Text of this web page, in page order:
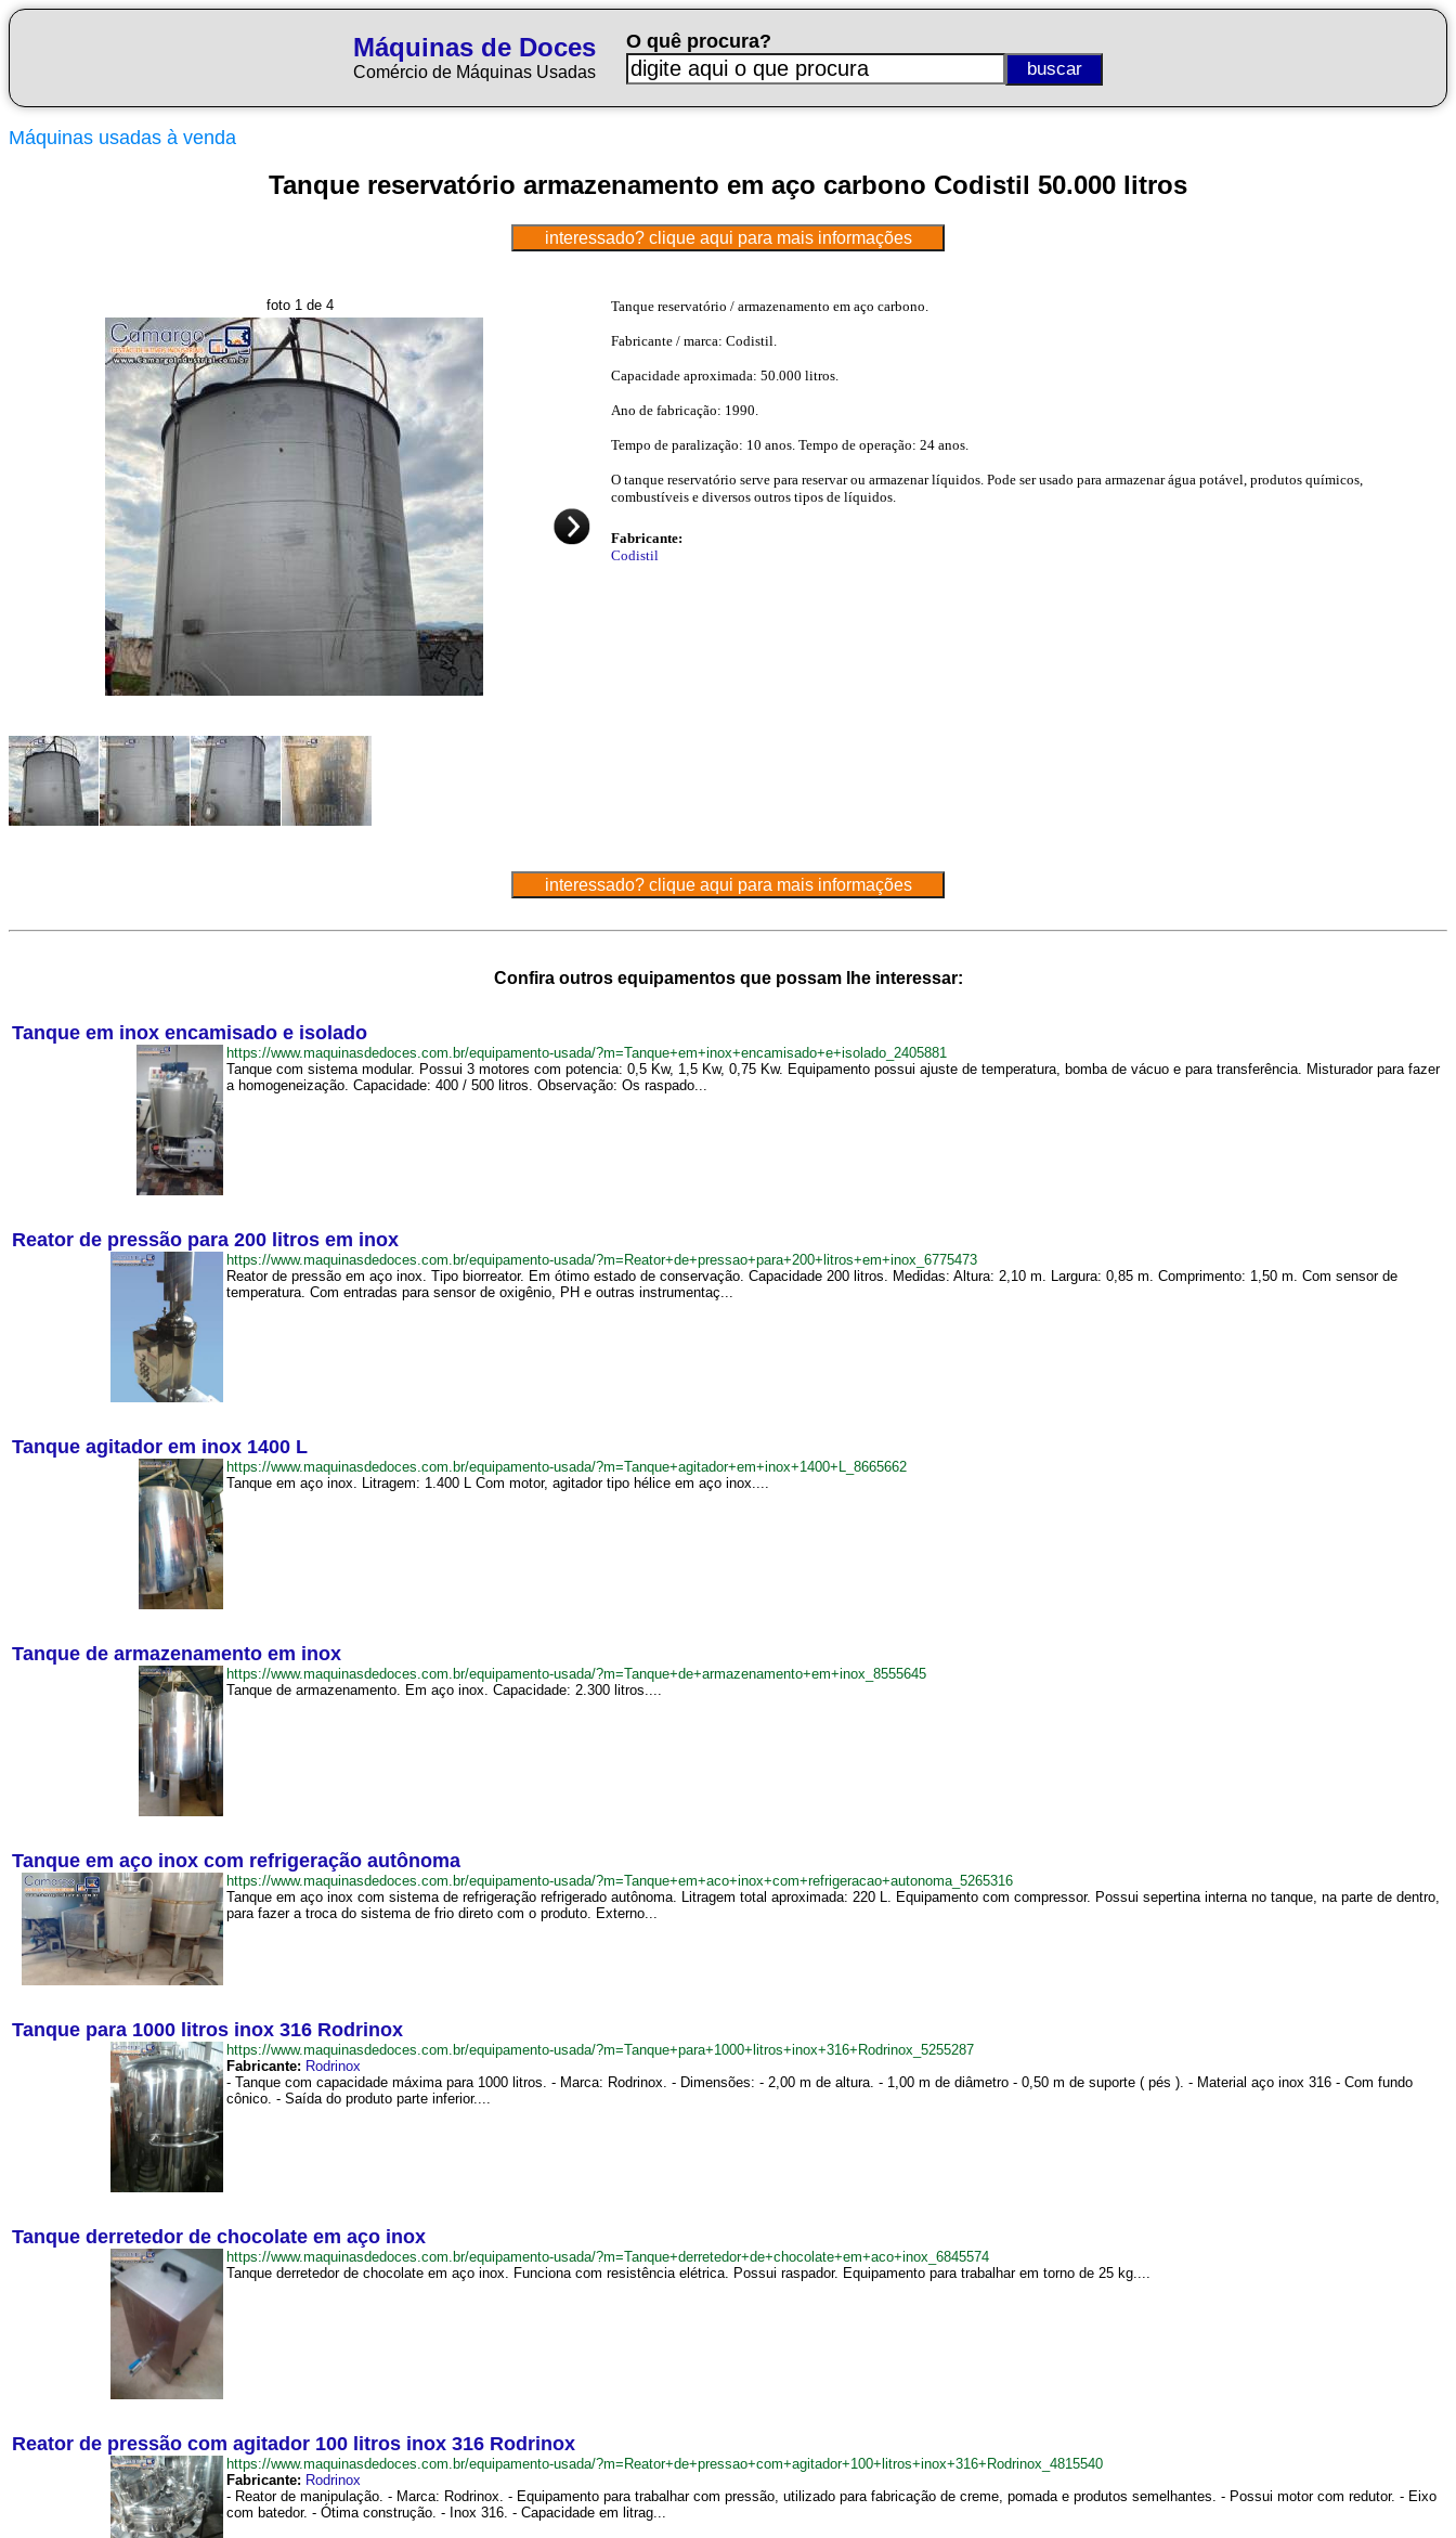
Máquinas de Doces
Comércio de Máquinas Usadas
O quê procura?
Máquinas usadas à venda
Tanque reservatório armazenamento em aço carbono Codistil 50.000 litros
foto 1 de 4 Tanque reservatório / armazenamento em aço carbono.
Fabricante / marca: Codistil.
Capacidade aproximada: 50.000 litros.
Ano de fabricação: 1990.
Tempo de paralização: 10 anos. Tempo de operação: 24 anos.
O tanque reservatório serve para reservar ou armazenar líquidos. Pode ser usado para armazenar água potável, produtos químicos,
combustíveis e diversos outros tipos de líquidos.
Fabricante:
Codistil
Confira outros equipamentos que possam lhe interessar:
Tanque em inox encamisado e isolado
https://www.maquinasdedoces.com.br/equipamento-usada/?m=Tanque+em+inox+encamisado+e+isolado_2405881
Tanque com sistema modular. Possui 3 motores com potencia: 0,5 Kw, 1,5 Kw, 0,75 Kw. Equipamento possui ajuste de temperatura, bomba de vácuo e para transferência. Misturador para fazer
a homogeneização. Capacidade: 400 / 500 litros. Observação: Os raspado...
Reator de pressão para 200 litros em inox
https://www.maquinasdedoces.com.br/equipamento-usada/?m=Reator+de+pressao+para+200+litros+em+inox_6775473
Reator de pressão em aço inox. Tipo biorreator. Em ótimo estado de conservação. Capacidade 200 litros. Medidas: Altura: 2,10 m. Largura: 0,85 m. Comprimento: 1,50 m. Com sensor de
temperatura. Com entradas para sensor de oxigênio, PH e outras instrumentaç...
Tanque agitador em inox 1400 L
https://www.maquinasdedoces.com.br/equipamento-usada/?m=Tanque+agitador+em+inox+1400+L_8665662
Tanque em aço inox. Litragem: 1.400 L Com motor, agitador tipo hélice em aço inox....
Tanque de armazenamento em inox
https://www.maquinasdedoces.com.br/equipamento-usada/?m=Tanque+de+armazenamento+em+inox_8555645
Tanque de armazenamento. Em aço inox. Capacidade: 2.300 litros....
Tanque em aço inox com refrigeração autônoma
https://www.maquinasdedoces.com.br/equipamento-usada/?m=Tanque+em+aco+inox+com+refrigeracao+autonoma_5265316
Tanque em aço inox com sistema de refrigeração refrigerado autônoma. Litragem total aproximada: 220 L. Equipamento com compressor. Possui sepertina interna no tanque, na parte de dentro,
para fazer a troca do sistema de frio direto com o produto. Externo...
Tanque para 1000 litros inox 316 Rodrinox
https://www.maquinasdedoces.com.br/equipamento-usada/?m=Tanque+para+1000+litros+inox+316+Rodrinox_5255287
Fabricante: Rodrinox
- Tanque com capacidade máxima para 1000 litros. - Marca: Rodrinox. - Dimensões: - 2,00 m de altura. - 1,00 m de diâmetro - 0,50 m de suporte ( pés ). - Material aço inox 316 - Com fundo
cônico. - Saída do produto parte inferior....
Tanque derretedor de chocolate em aço inox
https://www.maquinasdedoces.com.br/equipamento-usada/?m=Tanque+derretedor+de+chocolate+em+aco+inox_6845574
Tanque derretedor de chocolate em aço inox. Funciona com resistência elétrica. Possui raspador. Equipamento para trabalhar em torno de 25 kg....
Reator de pressão com agitador 100 litros inox 316 Rodrinox
https://www.maquinasdedoces.com.br/equipamento-usada/?m=Reator+de+pressao+com+agitador+100+litros+inox+316+Rodrinox_4815540
Fabricante: Rodrinox
- Reator de manipulação. - Marca: Rodrinox. - Equipamento para trabalhar com pressão, utilizado para fabricação de creme, pomada e produtos semelhantes. - Possui motor com redutor. - Eixo
com batedor. - Ótima construção. - Inox 316. - Capacidade em litrag...